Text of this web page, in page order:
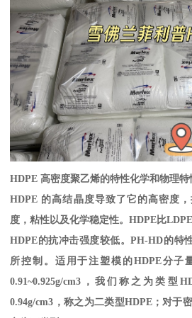
HDPE 高密度聚乙烯的特性化学和物理特
HDPE 的高结晶度导致了它的高密度
度，粘性以及化学稳定性。HDPE 比
HDPE的抗冲击强度较低。PH-HD的特
所控制。适用于注塑模的HDPE分子
0.91~0.925g/cm3 ，我们称之为类型
0.94g/cm3 ，称之为二类型HDPE；对于